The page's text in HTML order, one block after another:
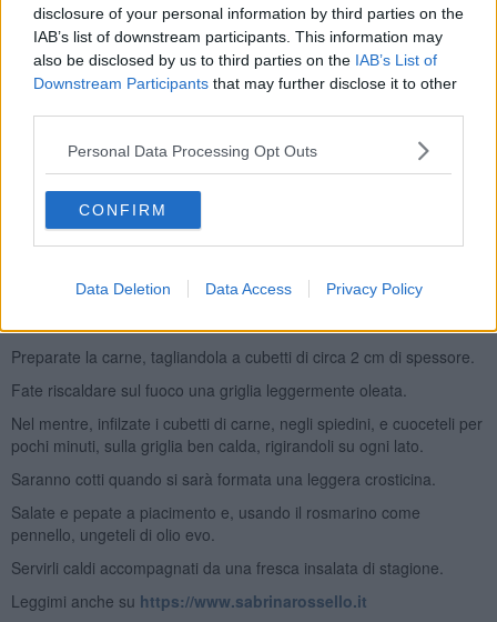
disclosure of your personal information by third parties on the
IAB’s list of downstream participants. This information may
also be disclosed by us to third parties on the IAB’s List of
Downstream Participants that may further disclose it to other
Personal Data Processing Opt Outs
CONFIRM
Data Deletion Data Access Privacy Policy
Ingredienti
800 gr di polpa di carne a scelta (solitamente pecora o
manzo)
un rametto di rosmarino
sale e pepe q.b.
Preparate la carne, tagliandola a cubetti di circa 2 cm di spessore.
Fate riscaldare sul fuoco una griglia leggermente oleata.
Nel mentre, infilzate i cubetti di carne, negli spiedini, e cuoceteli per
pochi minuti, sulla griglia ben calda, rigirandoli su ogni lato.
Saranno cotti quando si sarà formata una leggera crosticina.
Salate e pepate a piacimento e, usando il rosmarino come
pennello, ungeteli di olio evo.
Servirli caldi accompagnati da una fresca insalata di stagione.
Leggimi anche su https://www.sabrinarossello.it